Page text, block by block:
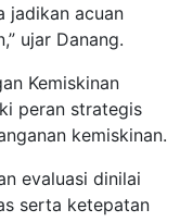
jadikan acuan
ujar Danang.
Kemiskinan
peran strategis
kemiskinan.
evaluasi dinilai
serta ketepatan